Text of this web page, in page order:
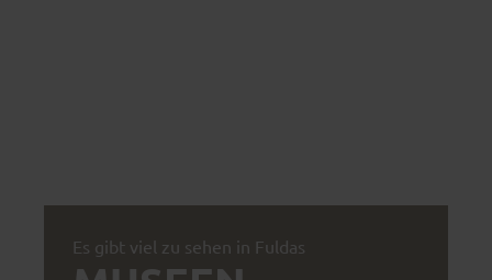
Es gibt viel zu sehen in Fuldas